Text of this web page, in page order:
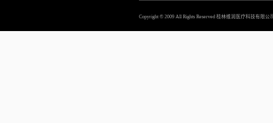
Copyright © 2009 All Rights Reserved 桂林维润医疗科技有限公司